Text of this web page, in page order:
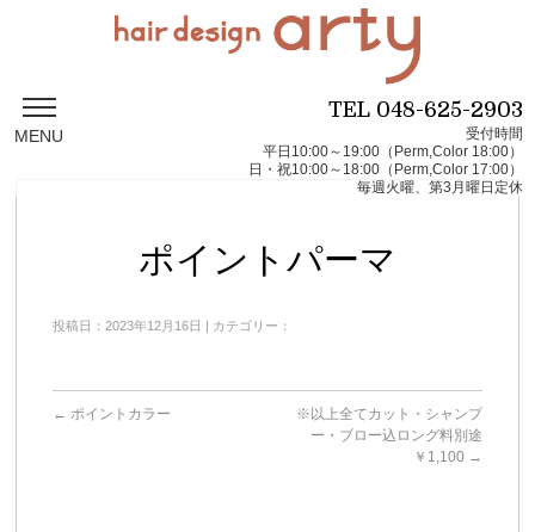
MENU
TEL 048-625-2903
受付時間
平日10:00～19:00（Perm,Color 18:00）
日・祝10:00～18:00（Perm,Color 17:00）
毎週火曜、第3月曜日定休
ポイントパーマ
投稿日：2023年12月16日 | カテゴリー：
← ポイントカラー
※以上全てカット・シャンプ
ー・ブロー込ロング料別途
￥1,100 →